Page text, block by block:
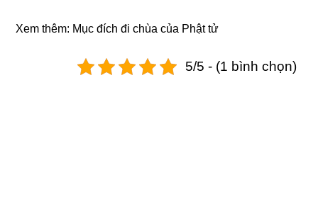
Xem thêm: Mục đích đi chùa của Phật tử
5/5 - (1 bình chọn)